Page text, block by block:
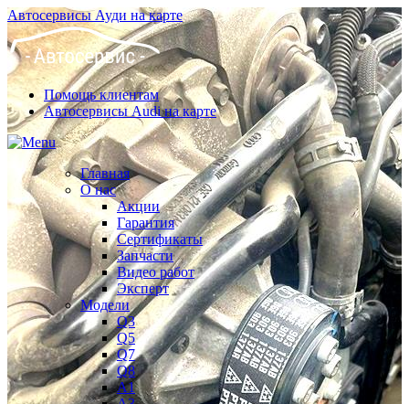
Автосервисы Ауди на карте
Помощь клиентам
Автосервисы Audi на карте
Главная
О нас
Акции
Гарантия
Сертификаты
Запчасти
Видео работ
Эксперт
Модели
Q3
Q5
Q7
Q8
A1